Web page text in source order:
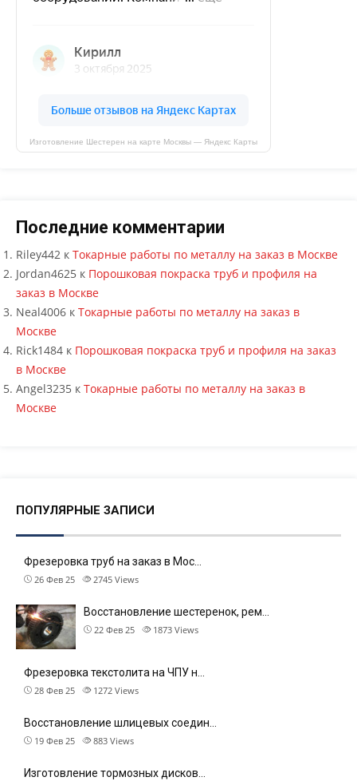
Изготовление Шестерен на карте Москвы — Яндекс Карты
Последние комментарии
Riley442 к Токарные работы по металлу на заказ в Москве
Jordan4625 к Порошковая покраска труб и профиля на
заказ в Москве
Neal4006 к Токарные работы по металлу на заказ в
Москве
Rick1484 к Порошковая покраска труб и профиля на заказ
в Москве
Angel3235 к Токарные работы по металлу на заказ в
Москве
ПОПУЛЯРНЫЕ ЗАПИСИ
Фрезеровка труб на заказ в Мос…
26 Фев 25 2745 Views
Восстановление шестеренок, рем…
22 Фев 25 1873 Views
Фрезеровка текстолита на ЧПУ н…
28 Фев 25 1272 Views
Восстановление шлицевых соедин…
19 Фев 25 883 Views
Изготовление тормозных дисков…